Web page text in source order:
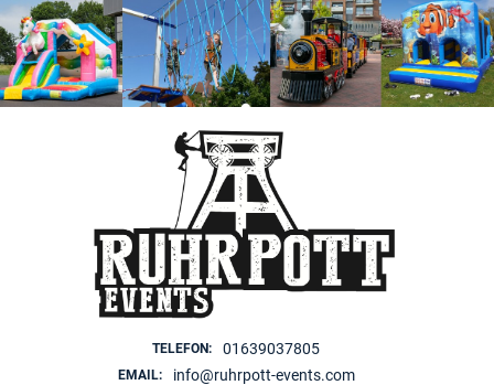
Skip
to
content
TELEFON: 01639037805
EMAIL: info@ruhrpott-events.com